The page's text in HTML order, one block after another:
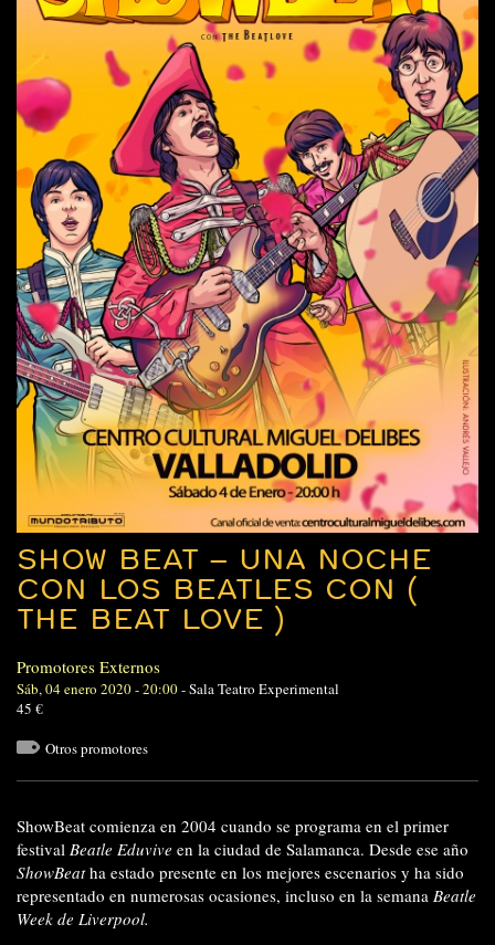
SHOW BEAT – UNA NOCHE
CON LOS BEATLES CON (
THE BEAT LOVE )
Promotores Externos
Sáb, 04 enero 2020 - 20:00-Sala Teatro Experimental
45 €
Otros promotores
ShowBeat comienza en 2004 cuando se programa en el primer
festival Beatle Eduvive en la ciudad de Salamanca. Desde ese año
ShowBeatha estado presente en los mejores escenarios y ha sido
representado en numerosas ocasiones, incluso en la semana Beatle
Week de Liverpool.